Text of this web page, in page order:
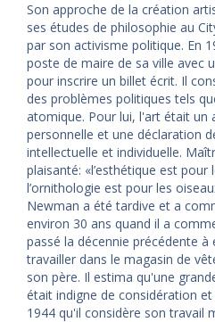
Son approche de la création
ses études de philosophie au
par son activisme politique. En
poste de maire de sa ville avec
pour inscrire un billet écrit. Il
des problèmes politiques tels
atomique. Pour lui, l'art était un
personnelle et une déclaration
intellectuelle et individuelle.
plaisanté: «l’esthétique est
l’ornithologie est pour les
Newman a été tardive et a
environ 30 ans quand il a
passé la décennie précédente
travailler dans le magasin de
son père. Il estima qu'une
était indigne de considération
1944 qu'il considère son travail